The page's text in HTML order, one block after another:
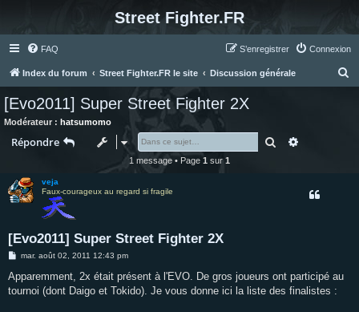
Street Fighter.FR
FAQ Connexion
S’enregistrer
Index du forum Street Fighter.FR le site Discussion générale
[Evo2011] Super Street Fighter 2X
Modérateur : hatsumomo
Répondre Rechercher
1 message • Page 1 sur1
veja
Faux-courageux au regard si fragile
[Evo2011] Super Street Fighter 2X
M
s
s
a
mar. août 02, 2011 12:43 pm
Apparemment, 2x était présent à l'EVO. De gros joueurs ont participé au
tournoi (dont Daigo et Tokido). Je vous donne ici la liste des finalistes :